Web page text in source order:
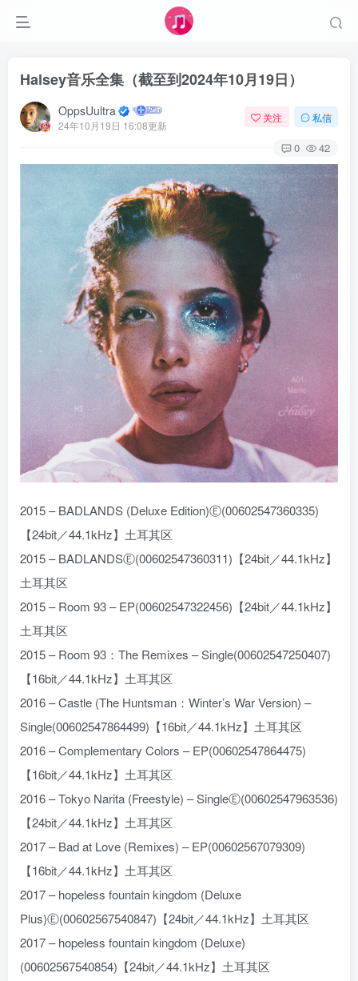
Halsey音乐全集（截至到2024年10月19日）
OppsUultra
24年10月19日 16:08更新
关注 私信
0 42
2015 – BADLANDS (Deluxe Edition)Ⓔ(00602547360335)
【24bit／44.1kHz】土耳其区
2015 – BADLANDSⒺ(00602547360311)【24bit／44.1kHz】
土耳其区
2015 – Room 93 – EP(00602547322456)【24bit／44.1kHz】
土耳其区
2015 – Room 93：The Remixes – Single(00602547250407)
【16bit／44.1kHz】土耳其区
2016 – Castle (The Huntsman：Winter’s War Version) –
Single(00602547864499)【16bit／44.1kHz】土耳其区
2016 – Complementary Colors – EP(00602547864475)
【16bit／44.1kHz】土耳其区
2016 – Tokyo Narita (Freestyle) – SingleⒺ(00602547963536)
【24bit／44.1kHz】土耳其区
2017 – Bad at Love (Remixes) – EP(00602567079309)
【16bit／44.1kHz】土耳其区
2017 – hopeless fountain kingdom (Deluxe
Plus)Ⓔ(00602567540847)【24bit／44.1kHz】土耳其区
2017 – hopeless fountain kingdom (Deluxe)
(00602567540854)【24bit／44.1kHz】土耳其区